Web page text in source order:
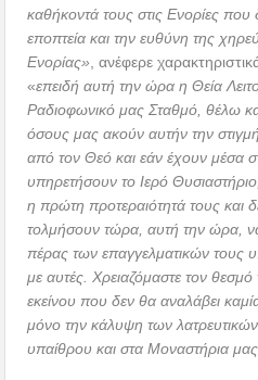
καθήκοντά τους στις Ενορίες
εποπτεία και την ευθύνη της
Ενορίας» , ανέφερε
«επειδή αυτή την ώρα η Θεία
Ραδιοφωνικό μας Σταθμό, θέλω
όσους μας ακούν αυτήν την
από τον Θεό και εάν έχουν μέσα
υπηρετήσουν το Ιερό
η πρώτη προτεραιότητά τους και
τολμήσουν τώρα, αυτή την ώρα,
πέρας των επαγγελματικών τους
με αυτές. Χρειαζόμαστε τον θεσμό
εκείνου που δεν θα αναλάβει
μόνο την κάλυψη των
υπαίθρου και στα Μοναστήρια μας.